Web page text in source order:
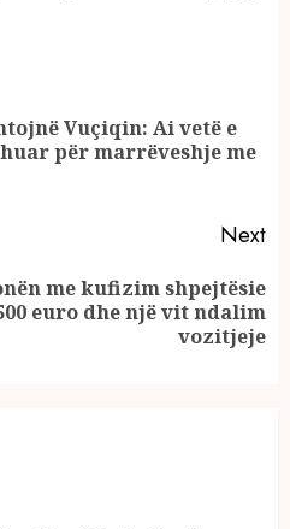
Vuçiqin: Ai vetë e
për marrëveshje me
Next
me kufizim shpejtësie
euro dhe një vit ndalim
vozitjeje